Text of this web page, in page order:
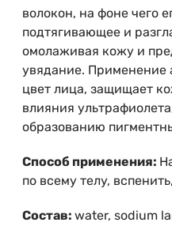
волокон, на фоне чего
подтягивающее и
омолаживая кожу и
увядание. Применение
цвет лица, защищает
влияния
образованию
Способ применения:
по всему телу,
Состав: water, sodium